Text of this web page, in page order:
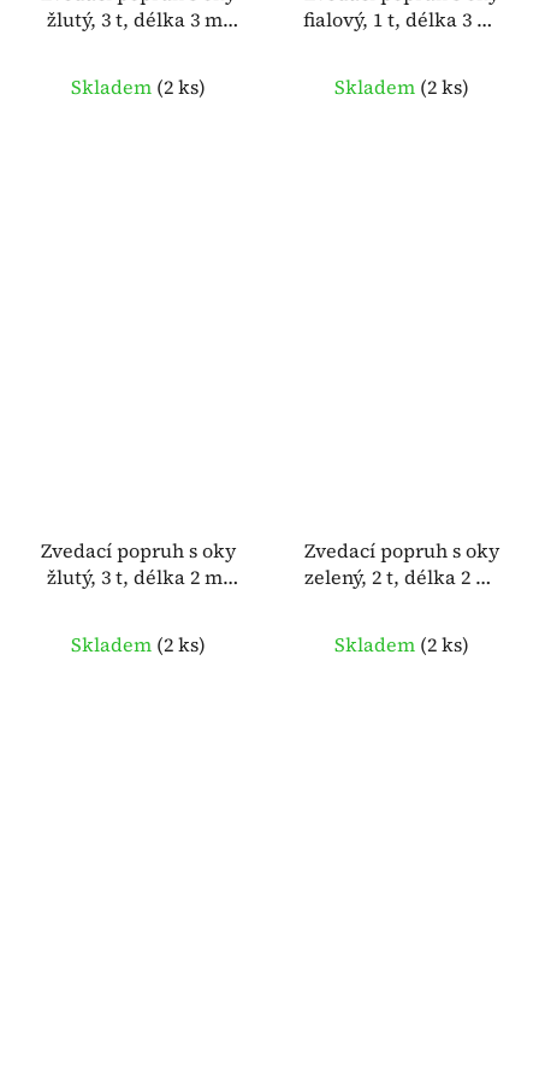
žlutý, 3 t, délka 3 m,
Skladem (2 ks)
fialový, 1 t, délka 3 m,
Skladem (2 ks)
Zvedací popruh s oky
žlutý, 3 t, délka 2 m,
BULL 934752
Skladem (2 ks)
Zvedací popruh s oky
zelený, 2 t, délka 2 m,
BULL 934750
Skladem (2 ks)